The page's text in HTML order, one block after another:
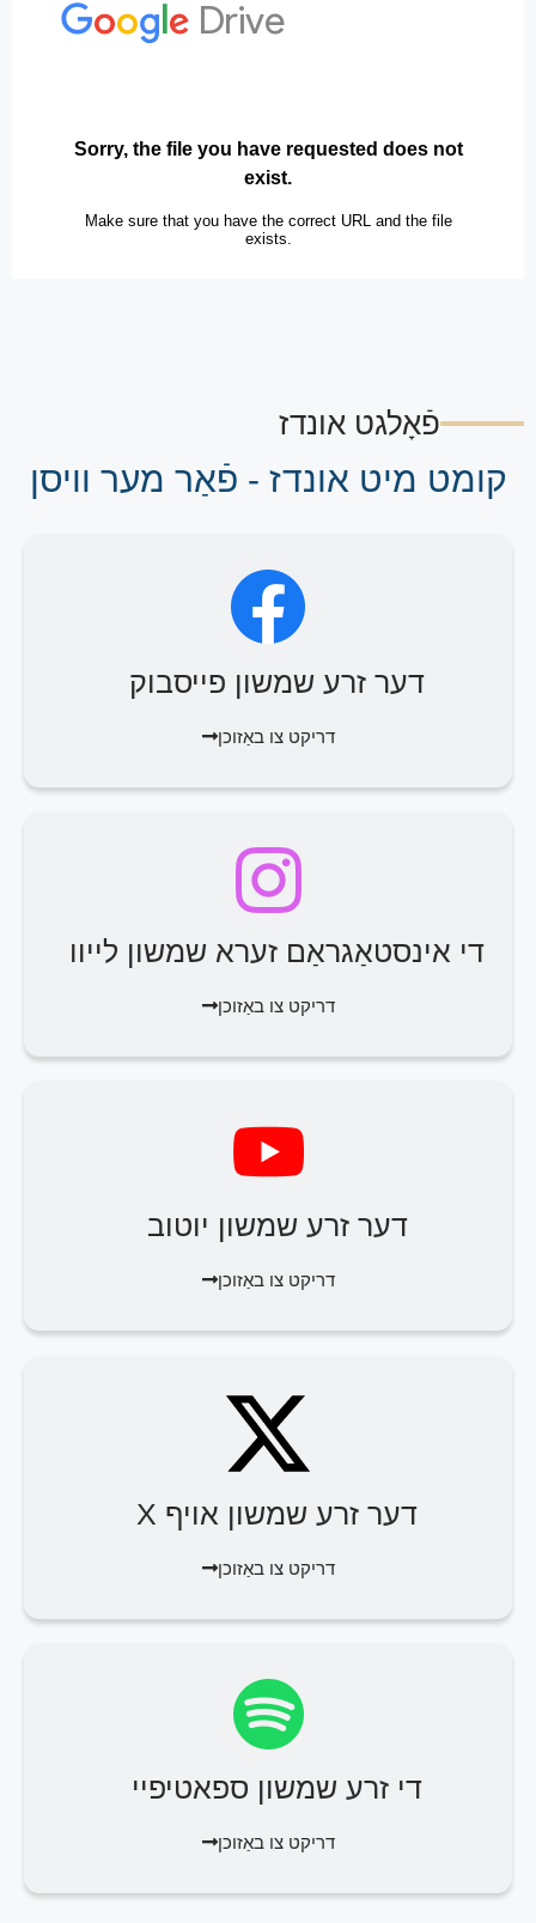
פֿאָלגט אונדז
קומט מיט אונדז - פֿאַר מער וויסן
דער זרע שמשון פייסבוק
דריקט צו באַזוכן
די אינסטאַגראַם זערא שמשון לייוו
דריקט צו באַזוכן
דער זרע שמשון יוטוב
דריקט צו באַזוכן
דער זרע שמשון אויף X
דריקט צו באַזוכן
די זרע שמשון ספאטיפיי
דריקט צו באַזוכן